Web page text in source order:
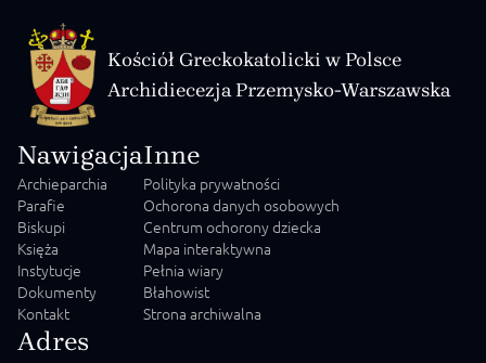
Kościół Greckokatolicki w Polsce
Archidiecezja Przemysko-Warszawska
Nawigacja
Archieparchia
Parafie
Biskupi
Księża
Instytucje
Dokumenty
Kontakt
Inne
Polityka prywatności
Ochorona danych osobowych
Centrum ochorony dziecka
Mapa interaktywna
Pełnia wiary
Błahowist
Strona archiwalna
Adres